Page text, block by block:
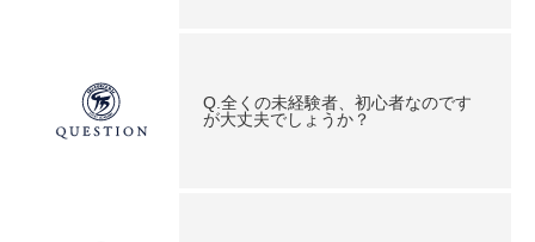
Q.全くの未経験者、初心者なのです
が大丈夫でしょうか？